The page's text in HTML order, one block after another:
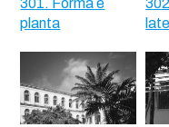
301. Forma e
planta